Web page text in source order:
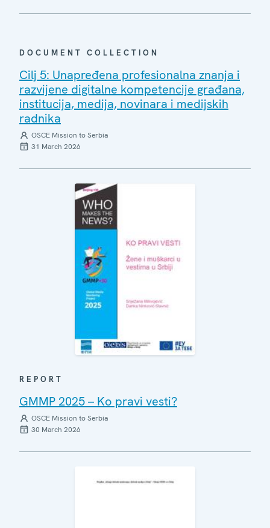
DOCUMENT COLLECTION
Cilj 5: Unapređena profesionalna znanja i
razvijene digitalne kompetencije građana,
institucija, medija, novinara i medijskih
radnika
OSCE Mission to Serbia
31 March 2026
REPORT
GMMP 2025 – Ko pravi vesti?
OSCE Mission to Serbia
30 March 2026